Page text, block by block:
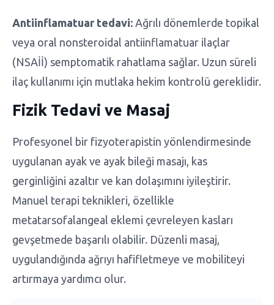
Antiinflamatuar tedavi: Ağrılı dönemlerde topikal
veya oral nonsteroidal antiinflamatuar ilaçlar
(NSAİİ) semptomatik rahatlama sağlar. Uzun süreli
ilaç kullanımı için mutlaka hekim kontrolü gereklidir.
Fizik Tedavi ve Masaj
Profesyonel bir fizyoterapistin yönlendirmesinde
uygulanan ayak ve ayak bileği masajı, kas
gerginliğini azaltır ve kan dolaşımını iyileştirir.
Manuel terapi teknikleri, özellikle
metatarsofalangeal eklemi çevreleyen kasları
gevşetmede başarılı olabilir. Düzenli masaj,
uygulandığında ağrıyı hafifletmeye ve mobiliteyi
artırmaya yardımcı olur.